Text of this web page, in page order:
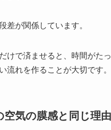
差が関係しています。
けで済ませると、時間がた
流れを作ることが大切です。
気の膜感と同じ理由